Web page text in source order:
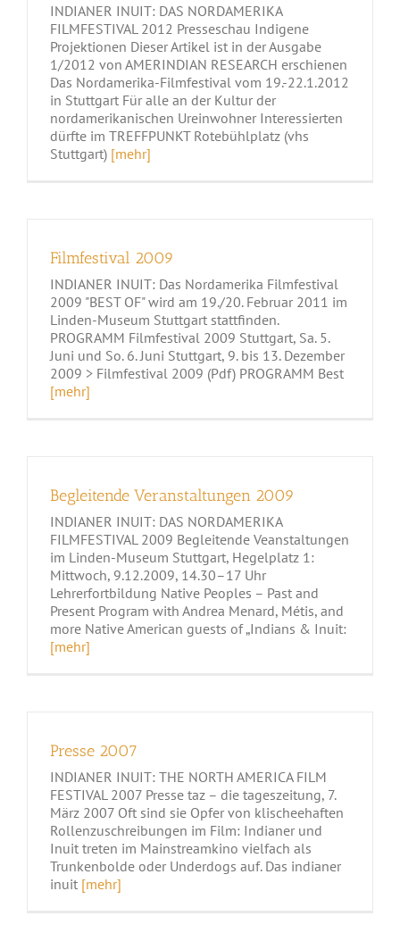
INDIANER INUIT: DAS NORDAMERIKA
FILMFESTIVAL 2012 Presseschau Indigene
Projektionen Dieser Artikel ist in der Ausgabe
1/2012 von AMERINDIAN RESEARCH erschienen
Das Nordamerika-Filmfestival vom 19.-22.1.2012
in Stuttgart Für alle an der Kultur der
nordamerikanischen Ureinwohner Interessierten
dürfte im TREFFPUNKT Rotebühlplatz (vhs
Stuttgart) [mehr]
Filmfestival 2009
INDIANER INUIT: Das Nordamerika Filmfestival
2009 "BEST OF" wird am 19./20. Februar 2011 im
Linden-Museum Stuttgart stattfinden.
PROGRAMM Filmfestival 2009 Stuttgart, Sa. 5.
Juni und So. 6. Juni Stuttgart, 9. bis 13. Dezember
2009 > Filmfestival 2009 (Pdf) PROGRAMM Best
[mehr]
Begleitende Veranstaltungen 2009
INDIANER INUIT: DAS NORDAMERIKA
FILMFESTIVAL 2009 Begleitende Veanstaltungen
im Linden-Museum Stuttgart, Hegelplatz 1:
Mittwoch, 9.12.2009, 14.30–17 Uhr
Lehrerfortbildung Native Peoples – Past and
Present Program with Andrea Menard, Métis, and
more Native American guests of „Indians & Inuit:
[mehr]
Presse 2007
INDIANER INUIT: THE NORTH AMERICA FILM
FESTIVAL 2007 Presse taz – die tageszeitung, 7.
März 2007 Oft sind sie Opfer von klischeehaften
Rollenzuschreibungen im Film: Indianer und
Inuit treten im Mainstreamkino vielfach als
Trunkenbolde oder Underdogs auf. Das indianer
inuit [mehr]